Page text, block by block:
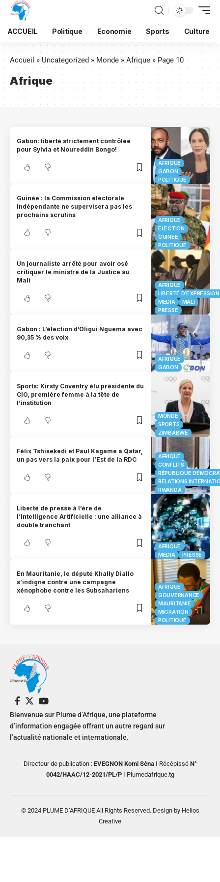
ACCUEIL Politique Economie Sports Culture
Accueil »Uncategorized » Monde » Afrique» Page 10
Afrique
AFRIQUE
GABON
POLITIQUE
Gabon: liberté strictement contrôlée
pour Sylvia et Noureddin Bongo!
AFRIQUE
ELECTION
GUINÉE
POLITIQUE
Guinée : la Commission électorale
indépendante ne supervisera pas les
prochains scrutins
AFRIQUE
LIBERTÉ D'EXPRESSION
MÉDIA
MALI
PRESSE
Un journaliste arrêté pour avoir osé
critiquer le ministre de la Justice au
Mali
AFRIQUE
GABON
Gabon : L’élection d’Oligui Nguema avec
90,35 % des voix
MONDE
SPORTS
ZIMBABWE
Sports: Kirsty Coventry élu présidente du
CIO, première femme à la tête de
l’institution
AFRIQUE
CONFLITS
RÉPUBLIQUE
RELATIONS
RWANDA
Félix Tshisekedi et Paul Kagame à Qatar,
un pas vers la paix pour l’Est de la RDC
AFRIQUE
MÉDIA
PRESSE
Liberté de presse à l’ère de
l’Intelligence Artificielle : une alliance à
double tranchant
AFRIQUE
GOUVERNANCE
MAURITANIE
MIGRATION
POLITIQUE
En Mauritanie, le député Khally Diallo
s’indigne contre une campagne
xénophobe contre les Subsahariens
Bienvenue sur Plume d’Afrique, une plateforme
d’information engagée offrant un autre regard sur
l’actualité nationale et internationale.
Directeur de publication : EVEGNON Komi SénaI RécépisséN°
0042/HAAC/12-2021/PL/PI Plumedafrique.tg
© 2024 PLUME D’AFRIQUE All Rights Reserved. Design by Helios
Creative